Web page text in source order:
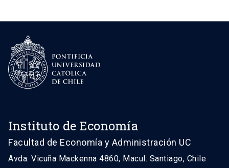
Instituto de Economía
Facultad de Economía y Administración UC
Avda. Vicuña Mackenna 4860, Macul. Santiago, Chile